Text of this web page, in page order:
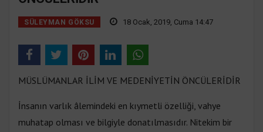
SÜLEYMAN GÖKSU 18 Ocak, 2019, Cuma 14:47
MÜSLÜMANLAR İLİM VE MEDENİYETİN ÖNCÜLERİDİR
İnsanın varlık âlemindeki en kıymetli özelliği, vahye
muhatap olması ve bilgiyle donatılmasıdır. Nitekim bir